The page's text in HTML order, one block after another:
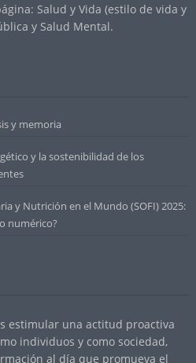
Salud y Vida (estilo de vida y
y Salud Mental.
y memoria
y la sostenibilidad de los
y Nutrición en el Mundo (SOFI) 2025:
numérico?
estimular una actitud proactiva
individuos y como sociedad,
al día que promueva el